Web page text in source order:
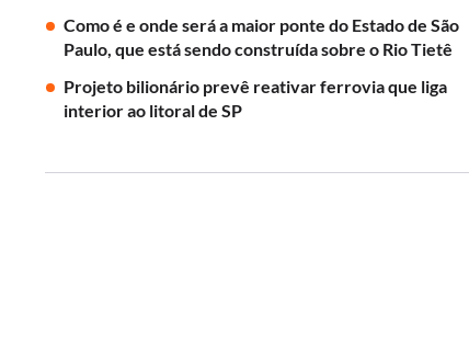
Como é e onde será a maior ponte do Estado de São
Paulo, que está sendo construída sobre o Rio Tietê
Projeto bilionário prevê reativar ferrovia que liga
interior ao litoral de SP